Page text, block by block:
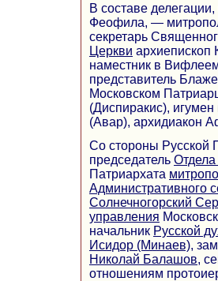
В составе
Феофила, —
секретарь
Церкви архиепископ
наместник в
представитель
Московском
(Диспиракис),
(Авар), архидиакон
Со стороны Русской
председатель
Патриархата
Административного
Солнечногорский
управления
начальник Русской
Исидор (Минаев),
Николай Балашов,
отношениям